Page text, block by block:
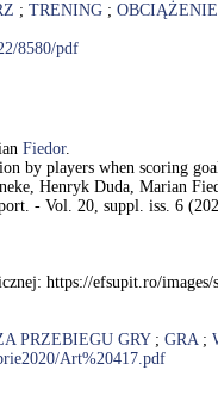
; TRENING ;
8580/pdf
Fiedor.
by players when scoring
Henryk Duda, Marian
- Vol. 20, suppl. iss. 6
https://efsupit.ro/
PRZEBIEGU GRY; GRA;
Art%20417.pdf